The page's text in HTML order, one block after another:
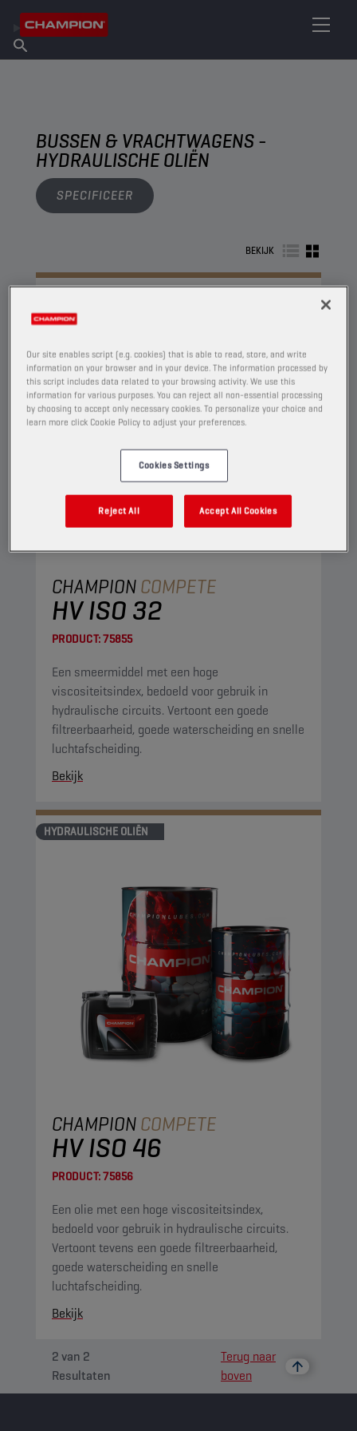
Over Champion
Vind een verkooppunt
BUSSEN & VRACHTWAGENS -
HYDRAULISCHE OLIËN
SPECIFICEER
BEKIJK
CHAMPIONCOMPETE
HV ISO 32
PRODUCT:75855
Een smeermiddel met een hoge
viscositeitsindex, bedoeld voor gebruik in
hydraulische circuits. Vertoont een goede
filtreerbaarheid, goede waterscheiding en snelle
luchtafscheiding.
Bekijk
HYDRAULISCHE OLIËN
CHAMPIONCOMPETE
HV ISO 46
PRODUCT:75856
Een olie met een hoge viscositeitsindex,
bedoeld voor gebruik in hydraulische circuits.
Vertoont tevens een goede filtreerbaarheid,
goede waterscheiding en snelle
luchtafscheiding.
Bekijk
2van 2
Resultaten
Terug naar
boven
Our site enables script (e.g. cookies) that is able to read, store, and write
information on your browser and in your device. The information processed by
this script includes data related to your browsing activity. We use this
information for various purposes. You can reject all non-essential processing
by choosing to accept only necessary cookies. To personalize your choice and
learn more click Cookie Policy to adjust your preferences.
Cookies Settings
Reject All Accept All Cookies